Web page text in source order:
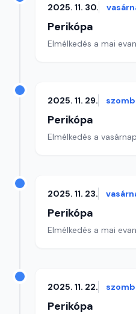
2025. 11. 30.
Perikópa
Elmélkedés a mai
2025. 11. 29.
Perikópa
Elmélkedés a
2025. 11. 23.
Perikópa
Elmélkedés a mai
2025. 11. 22.
Perikópa